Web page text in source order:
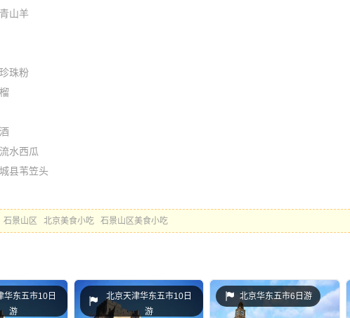
山羊
珠粉
水西瓜
县苇笠头
石景山区 北京美食小吃 石景山区美食小吃
华东五市10日
游
北京天津华东五市10日
游
北京华东五市6日游